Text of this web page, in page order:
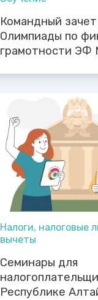
Командный зачет
Олимпиады по
грамотности ЭФ
Налоги, налоговые
вычеты
Семинары для
Республике